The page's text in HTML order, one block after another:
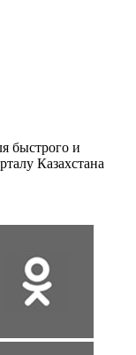
быстрого и
Казахстана